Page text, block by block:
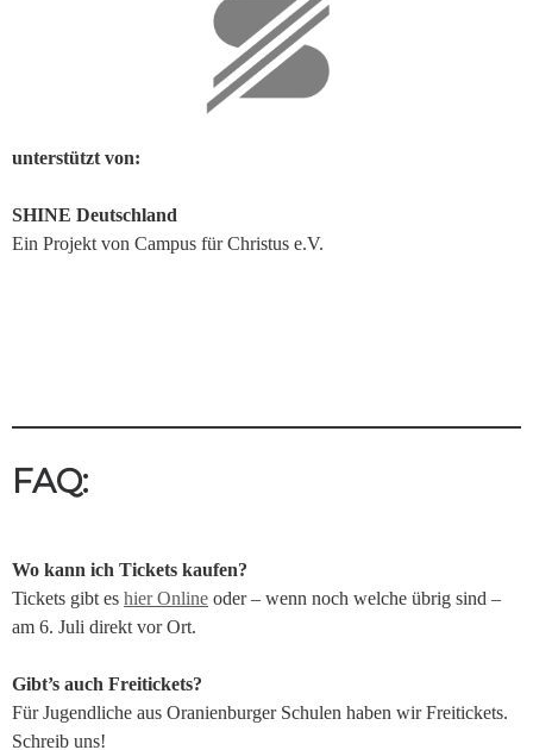
unterstützt von:
SHINE Deutschland
Ein Projekt von Campus für Christus e.V.
FAQ:
Wo kann ich Tickets kaufen?
Tickets gibt es hier Online oder – wenn noch welche übrig sind –
am 6. Juli direkt vor Ort.
Gibt’s auch Freitickets?
Für Jugendliche aus Oranienburger Schulen haben wir Freitickets.
Schreib uns!